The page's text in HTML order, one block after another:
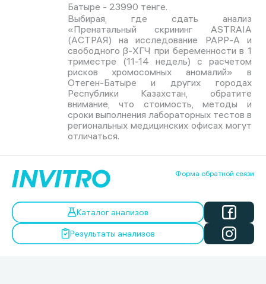
Батыре - 23990 тенге.
Выбирая, где сдать анализ
«Пренатальный скрининг ASTRAIA
(АСТРАЯ) на исследование РАРР-А и
свободного β-ХГЧ при беременности в 1
триместре (11-14 недель) с расчетом
рисков хромосомных аномалий» в
Отеген-Батыре и других городах
Республики Казахстан, обратите
внимание, что стоимость, методы и
сроки выполнения лабораторных тестов в
региональных медицинских офисах могут
отличаться.
Форма обратной связи
Каталог анализов
Результаты анализов